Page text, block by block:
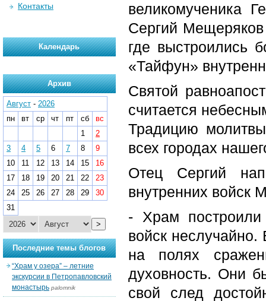
великомученика
Сергий Мещеряков
где выстроились
«Тайфун»
Святой
считается
Традицию
всех городах
Отец Сергий
внутренних войск
- Храм построили
войск
на полях
духовность. Они
свой след
Контакты
Календарь
Архив
Август - 2026
пн
вт ср чт пт сб
вс
1
2
3
4 5 6 7 8
9
10
11 12 13 14 15
16
17
18 19 20 21 22
23
24
25 26 27 28 29
30
31
>
Последние темы блогов
“Храм у озера” – летние
экскурсии в Петропавловский
монастырь palomnik